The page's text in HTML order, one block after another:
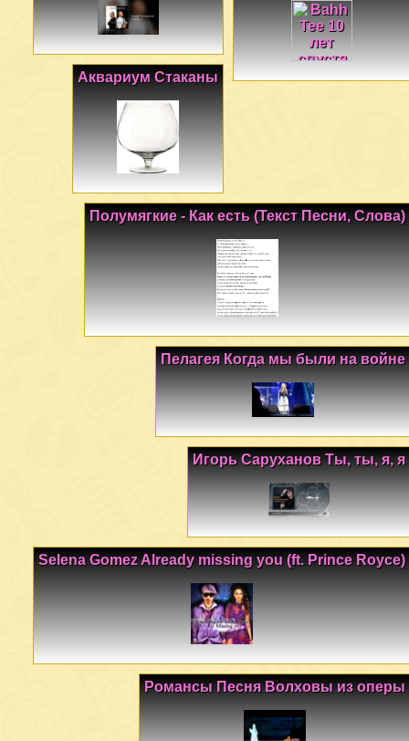
Аквариум Стаканы
Полумягкие - Как есть (Текст Песни, Слова)
Пелагея Когда мы были на войне
Игорь Саруханов Ты, ты, я, я
Selena Gomez Already missing you (ft. Prince Royce)
Романсы Песня Волховы из оперы